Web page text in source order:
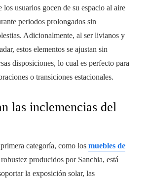
usuarios gocen de su espacio al aire
periodos prolongados sin
Adicionalmente, al ser livianos y
estos elementos se ajustan sin
disposiciones, lo cual es perfecto para
o transiciones estacionales.
las inclemencias del
categoría, como los muebles de
producidos por Sanchia, está
la exposición solar, las